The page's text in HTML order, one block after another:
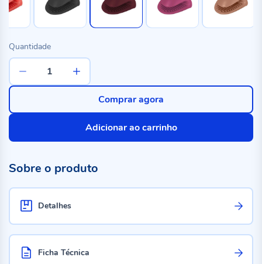
Quantidade
Adicionar ao carrinho
Comprar agora
Sobre o produto
Detalhes
Ficha Técnica